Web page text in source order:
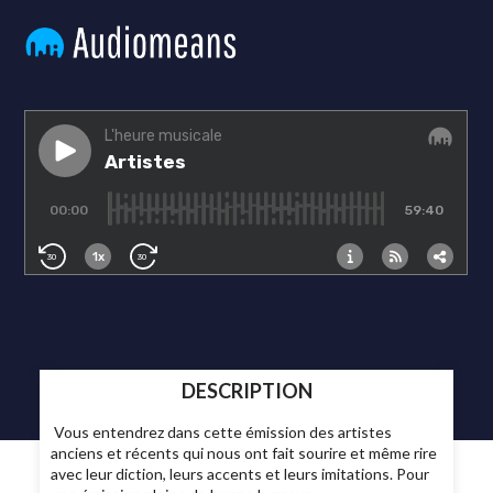
DESCRIPTION
Vous entendrez dans cette émission des artistes
anciens et récents qui nous ont fait sourire et même rire
avec leur diction, leurs accents et leurs imitations. Pour